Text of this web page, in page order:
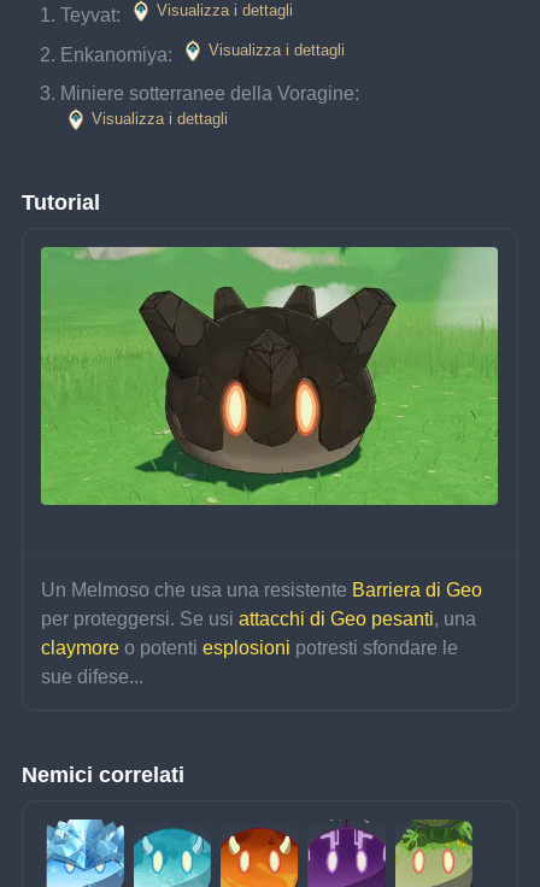
Teyvat: Visualizza i dettagli
Enkanomiya: Visualizza i dettagli
Miniere sotterranee della Voragine:
Visualizza i dettagli
Tutorial
Un Melmoso che usa una resistente Barriera di Geo
per proteggersi. Se usi attacchi di Geo pesanti, una
claymore o potenti esplosioni potresti sfondare le
sue difese...
Nemici correlati